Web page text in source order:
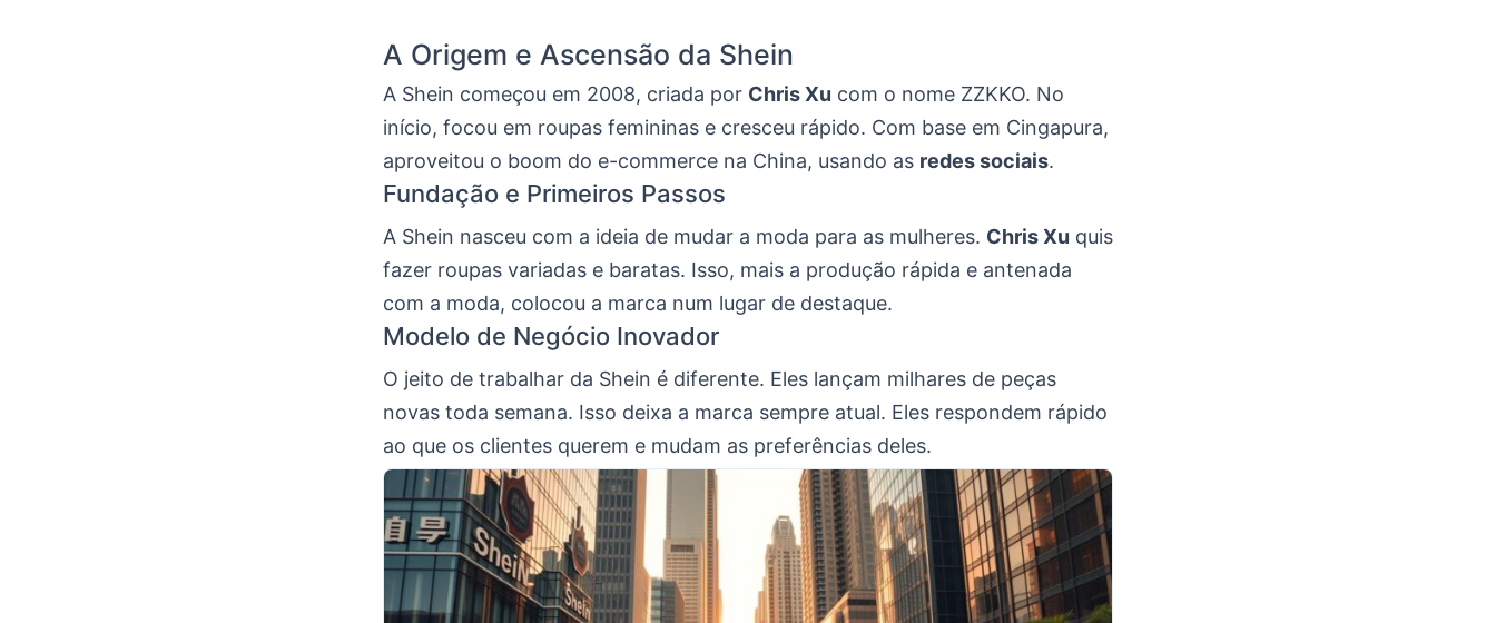
A Origem e Ascensão da Shein
A Shein começou em 2008, criada por Chris Xu com o nome ZZKKO. No
início, focou em roupas femininas e cresceu rápido. Com base em Cingapura,
aproveitou o boom do e-commerce na China, usando as redes sociais.
Fundação e Primeiros Passos
A Shein nasceu com a ideia de mudar a moda para as mulheres. Chris Xu quis
fazer roupas variadas e baratas. Isso, mais a produção rápida e antenada
com a moda, colocou a marca num lugar de destaque.
Modelo de Negócio Inovador
O jeito de trabalhar da Shein é diferente. Eles lançam milhares de peças
novas toda semana. Isso deixa a marca sempre atual. Eles respondem rápido
ao que os clientes querem e mudam as preferências deles.